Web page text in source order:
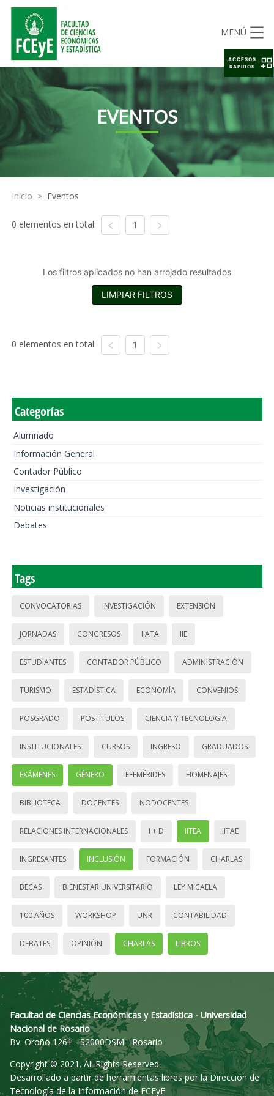
MENÚ
EVENTOS
Inicio > Eventos
0 elementos en total: 1
Los filtros aplicados no han arrojado resultados
LIMPIAR FILTROS
0 elementos en total: 1
Categorías
Alumnado
Información General
Contador Público
Investigación
Noticias institucionales
Debates
Tags
CONVOCATORIAS INVESTIGACIÓN EXTENSIÓN
JORNADAS CONGRESOS IIATA IIE
ESTUDIANTES CONTADOR PÚBLICO ADMINISTRACIÓN
TURISMO ESTADÍSTICA ECONOMÍA CONVENIOS
POSGRADO POSTÍTULOS CIENCIA Y TECNOLOGÍA
INSTITUCIONALES CURSOS INGRESO GRADUADOS
EXÁMENES GÉNERO EFEMÉRIDES HOMENAJES
BIBLIOTECA DOCENTES NODOCENTES
RELACIONES INTERNACIONALES I + D IITEA IITAE
INGRESANTES INCLUSIÓN FORMACIÓN CHARLAS
BECAS BIENESTAR UNIVERSITARIO LEY MICAELA
100 AÑOS WORKSHOP UNR CONTABILIDAD
DEBATES OPINIÓN CHARLAS LIBROS
Facultad de Ciencias Económicas y Estadística - Universidad
Nacional de Rosario
Bv. Oroño 1261 - S2000DSM - Rosario
Copyright © 2021. All Rights Reserved.
Desarrollado a partir de herramientas libres por la Dirección de
Tecnología de la Información de FCEyE
ACCESOS
RAPIDOS